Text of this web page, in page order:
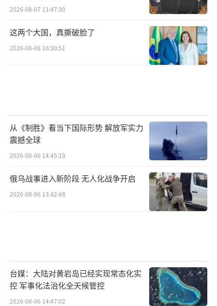
2026-08-07 11:47:30
这两个大国，真撕破脸了
2026-08-06 16:30:51
从《制胜》看当下国际形势 解放军实力
震撼全球
2026-08-06 14:45:19
俄乌战事进入新阶段 无人化战争开启
2026-08-06 13:42:48
台媒：大陆对黄岩岛已经实现常态化实
控 军事化法治化全天候管控
2026-08-06 14:47:02